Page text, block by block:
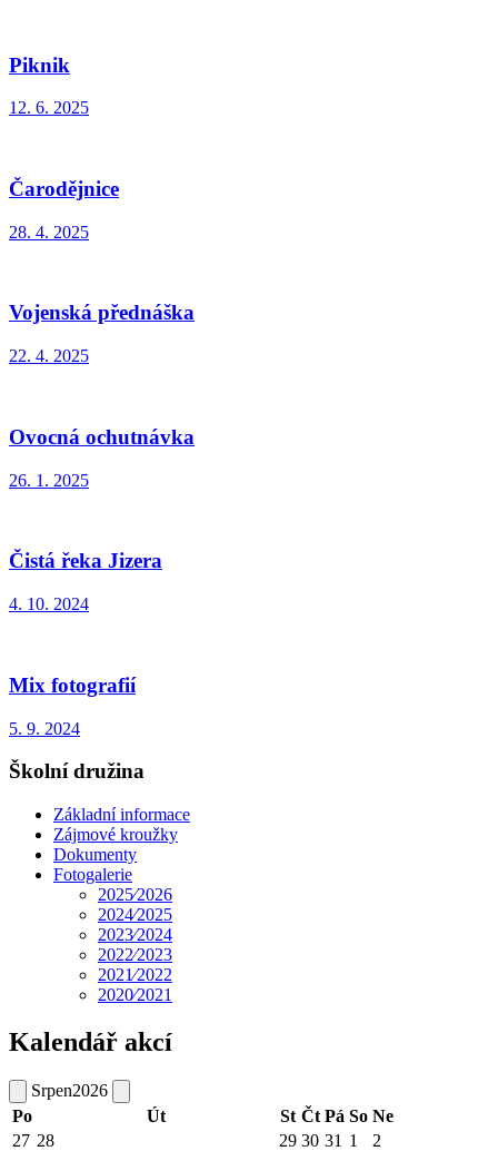
Piknik
12. 6. 2025
Čarodějnice
28. 4. 2025
Vojenská přednáška
22. 4. 2025
Ovocná ochutnávka
26. 1. 2025
Čistá řeka Jizera
4. 10. 2024
Mix fotografií
5. 9. 2024
Školní družina
Základní informace
Zájmové kroužky
Dokumenty
Fotogalerie
2025⁄2026
2024⁄2025
2023⁄2024
2022⁄2023
2021⁄2022
2020⁄2021
Kalendář akcí
Srpen2026
Po
Út St Čt Pá So Ne
27 28 29 30 31 1
2